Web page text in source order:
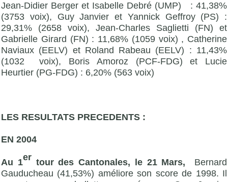
Jean-Didier Berger et Isabelle Debré (UMP) : 41,38%
(3753 voix), Guy Janvier et Yannick Geffroy (PS) :
29,31% (2658 voix), Jean-Charles Saglietti (FN) et
Gabrielle Girard (FN) : 11,68% (1059 voix) , Catherine
Naviaux (EELV) et Roland Rabeau (EELV) : 11,43%
(1032 voix), Boris Amoroz (PCF-FDG) et Lucie
Heurtier (PG-FDG) : 6,20% (563 voix)
LES RESULTATS PRECEDENTS :
EN 2004
Au 1er tour des Cantonales, le 21 Mars,
Bernard
Gauducheau (41,53%) améliore son score de 1998. Il